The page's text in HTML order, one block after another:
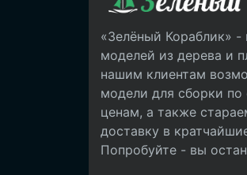
«Зелёный Кораблик» -
моделей из дерева и
нашим клиентам
модели для сборки
ценам, а также
доставку в
Попробуйте - вы